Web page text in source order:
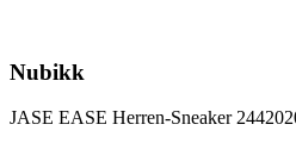
Nubikk
JASE EASE Herren-Sneaker